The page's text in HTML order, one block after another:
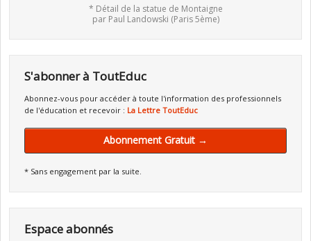
* Détail de la statue de Montaigne
par Paul Landowski (Paris 5ème)
S'abonner à ToutEduc
Abonnez-vous pour accéder à toute l'information des professionnels
de l'éducation et recevoir : La Lettre ToutEduc
Abonnement Gratuit →
* Sans engagement par la suite.
Espace abonnés